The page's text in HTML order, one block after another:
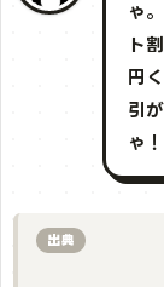
ゃ
ト
円
引
ゃ！
出典